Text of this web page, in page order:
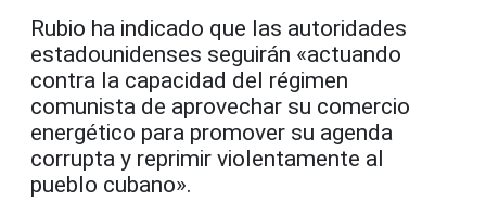
Rubio ha indicado que las autoridades
estadounidenses seguirán «actuando
contra la capacidad del régimen
comunista de aprovechar su comercio
energético para promover su agenda
corrupta y reprimir violentamente al
pueblo cubano».